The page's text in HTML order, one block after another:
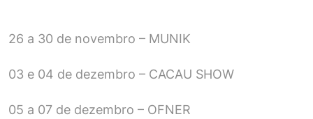
26 a 30 de novembro – MUNIK
03 e 04 de dezembro – CACAU SHOW
05 a 07 de dezembro – OFNER